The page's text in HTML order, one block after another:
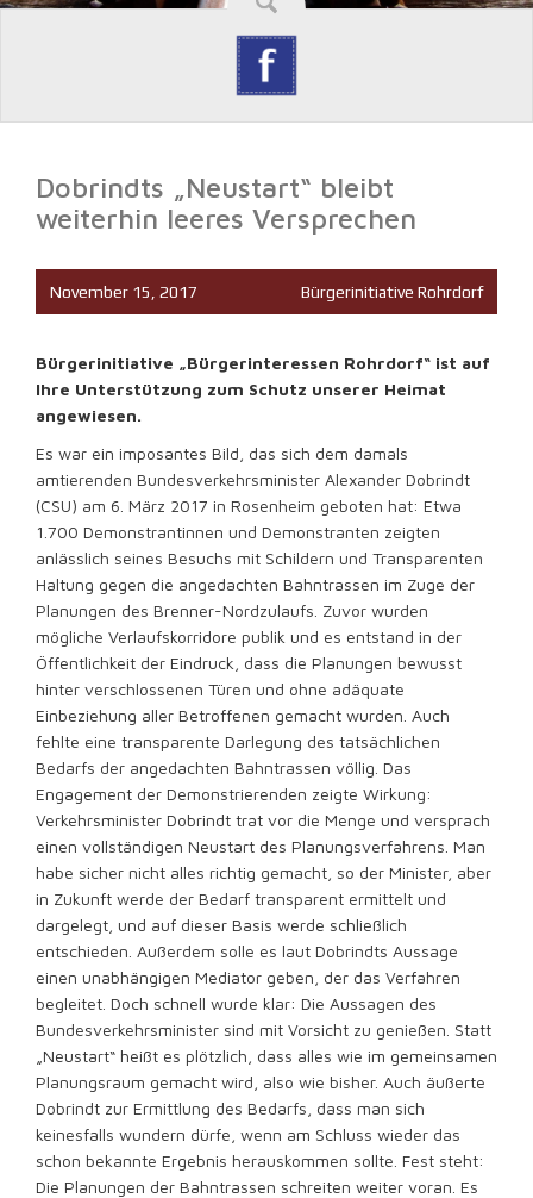
Dobrindts „Neustart“ bleibt
weiterhin leeres Versprechen
November 15, 2017 Bürgerinitiative Rohrdorf
Bürgerinitiative „Bürgerinteressen Rohrdorf“ ist auf
Ihre Unterstützung zum Schutz unserer Heimat
angewiesen.
Es war ein imposantes Bild, das sich dem damals
amtierenden Bundesverkehrsminister Alexander Dobrindt
(CSU) am 6. März 2017 in Rosenheim geboten hat: Etwa
1.700 Demonstrantinnen und Demonstranten zeigten
anlässlich seines Besuchs mit Schildern und Transparenten
Haltung gegen die angedachten Bahntrassen im Zuge der
Planungen des Brenner-Nordzulaufs. Zuvor wurden
mögliche Verlaufskorridore publik und es entstand in der
Öffentlichkeit der Eindruck, dass die Planungen bewusst
hinter verschlossenen Türen und ohne adäquate
Einbeziehung aller Betroffenen gemacht wurden. Auch
fehlte eine transparente Darlegung des tatsächlichen
Bedarfs der angedachten Bahntrassen völlig. Das
Engagement der Demonstrierenden zeigte Wirkung:
Verkehrsminister Dobrindt trat vor die Menge und versprach
einen vollständigen Neustart des Planungsverfahrens. Man
habe sicher nicht alles richtig gemacht, so der Minister, aber
in Zukunft werde der Bedarf transparent ermittelt und
dargelegt, und auf dieser Basis werde schließlich
entschieden. Außerdem solle es laut Dobrindts Aussage
einen unabhängigen Mediator geben, der das Verfahren
begleitet. Doch schnell wurde klar: Die Aussagen des
Bundesverkehrsminister sind mit Vorsicht zu genießen. Statt
„Neustart“ heißt es plötzlich, dass alles wie im gemeinsamen
Planungsraum gemacht wird, also wie bisher. Auch äußerte
Dobrindt zur Ermittlung des Bedarfs, dass man sich
keinesfalls wundern dürfe, wenn am Schluss wieder das
schon bekannte Ergebnis herauskommen sollte. Fest steht:
Die Planungen der Bahntrassen schreiten weiter voran. Es